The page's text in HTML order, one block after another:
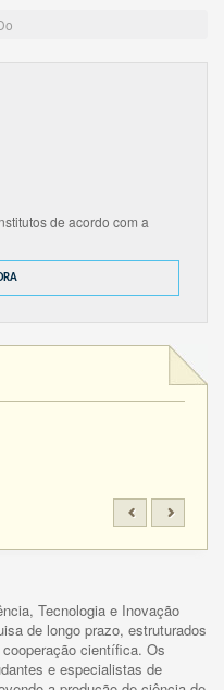
de acordo com a
Tecnologia e Inovação
de longo prazo, estruturados
científica. Os
e especialistas de